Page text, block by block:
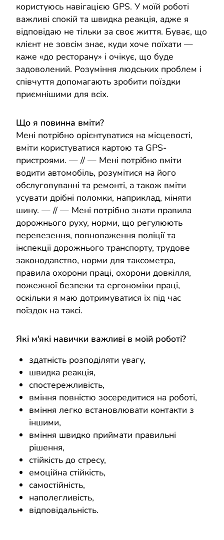
користуюсь навігацією GPS. У моїй роботі
важливі спокій та швидка реакція, адже я
відповідаю не тільки за своє життя. Буває, що
клієнт не зовсім знає, куди хоче поїхати —
каже «до ресторану» і очікує, що буде
задоволений. Розуміння людських проблем і
співчуття допомагають зробити поїздки
приємнішими для всіх.
Що я повинна вміти?
Мені потрібно орієнтуватися на місцевості,
вміти користуватися картою та GPS-
пристроями. — // — Мені потрібно вміти
водити автомобіль, розумітися на його
обслуговуванні та ремонті, а також вміти
усувати дрібні поломки, наприклад, міняти
шину. — // — Мені потрібно знати правила
дорожнього руху, норми, що регулюють
перевезення, повноваження поліції та
інспекції дорожнього транспорту, трудове
законодавство, норми для таксометра,
правила охорони праці, охорони довкілля,
пожежної безпеки та ергономіки праці,
оскільки я маю дотримуватися їх під час
поїздок на таксі.
Які м'які навички важливі в моїй роботі?
здатність розподіляти увагу,
швидка реакція,
спостережливість,
вміння повністю зосередитися на роботі,
вміння легко встановлювати контакти з
іншими,
вміння швидко приймати правильні
рішення,
стійкість до стресу,
емоційна стійкість,
самостійність,
наполегливість,
відповідальність.